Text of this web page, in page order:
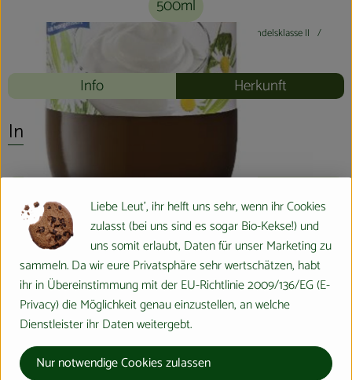
500ml
#20642 4,60 € 7% MwSt
Handelsklasse II
Info Herkunft
Info
Produktinformationen
Zutaten
Produktdatenblatt
Liebe Leut', ihr helft uns sehr, wenn ihr Cookies
zulasst (bei uns sind es sogar Bio-Kekse!) und
uns somit erlaubt, Daten für unser Marketing zu
sammeln. Da wir eure Privatsphäre sehr wertschätzen, habt
ihr in Übereinstimmung mit der EU-Richtlinie 2009/136/EG (E-
Privacy) die Möglichkeit genau einzustellen, an welche
Dienstleister ihr Daten weitergebt.
Nur notwendige Cookies zulassen